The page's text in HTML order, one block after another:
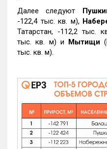
Далее следуют
-122,4 тыс. кв. м),
Татарстан, -112,2 тыс.
тыс. кв. м) и Мытищи
тыс. кв. м).